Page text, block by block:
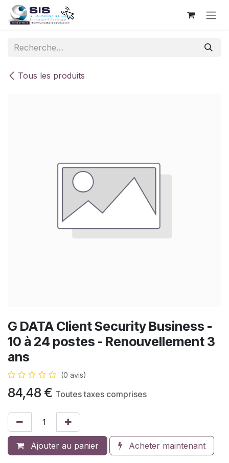
Se rendre au contenu
Tous les produits
G DATA Client Security Business -
10 à 24 postes - Renouvellement 3
ans
(0 avis)
84,48 € Toutes taxes comprises
Ajouter au panier Acheter maintenant